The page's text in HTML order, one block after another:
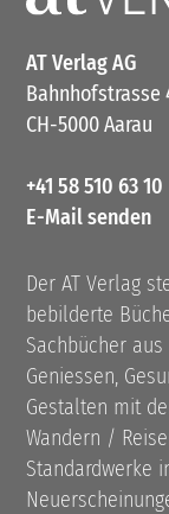
AT Verlag AG
Bahnhofstrasse
CH-5000 Aarau
+41 58 510 63 10
E-Mail senden
Der AT Verlag
bebilderte
Sachbücher
Geniessen,
Gestalten mit
Wandern /
Standardwerke